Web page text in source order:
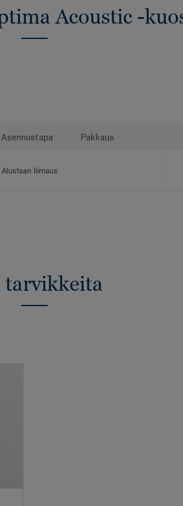
Acoustic -
Asennustapa Pakkaus
Alustaan liimaus
tarvikkeita